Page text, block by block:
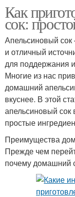
Как
сок:
Апельсиновый сок
и отличный
для поддержания
Многие из нас
домашний
вкуснее. В этой
апельсиновый сок
простые
Преимущества
Прежде чем
почему домашний